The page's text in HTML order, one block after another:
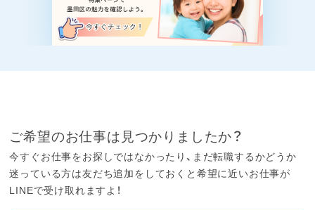
ご希望のお仕事は見つかりましたか？
今すぐお仕事をお探しではなかったり、まだ転職するかどうか
迷っている方は友だち追加をしておくと希望に近いお仕事が
LINEで受け取れますよ！